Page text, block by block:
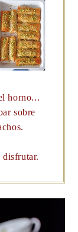
horno...
sobre
disfrutar.